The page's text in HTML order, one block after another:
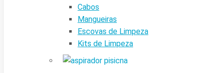
Cabos
Mangueiras
Escovas de Limpeza
Kits de Limpeza